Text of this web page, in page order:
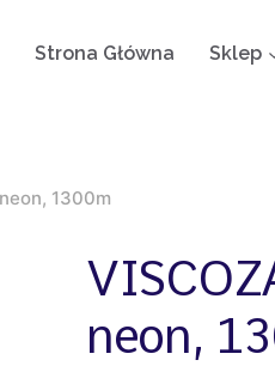
Strona Główna Sklep
1300m
neon,